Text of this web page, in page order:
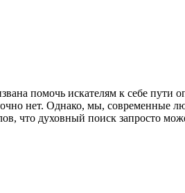
помочь искателям к себе
нет. Однако, мы,
что духовный поиск запросто